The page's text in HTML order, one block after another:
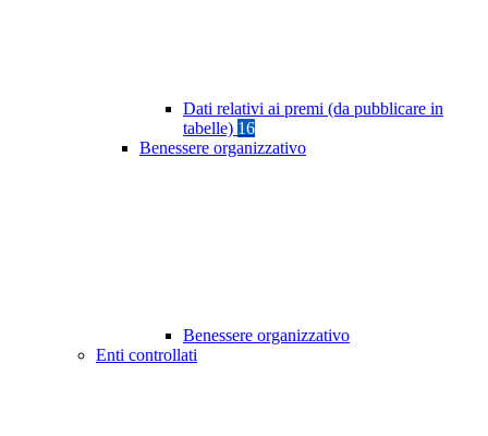
Dati relativi ai premi (da pubblicare in
tabelle) 16
Benessere organizzativo
Benessere organizzativo
Enti controllati